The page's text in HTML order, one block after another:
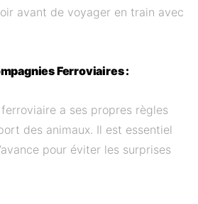
avant de voyager en train avec
Ferroviaires :
a ses propres règles
des animaux. Il est essentiel
pour éviter les surprises